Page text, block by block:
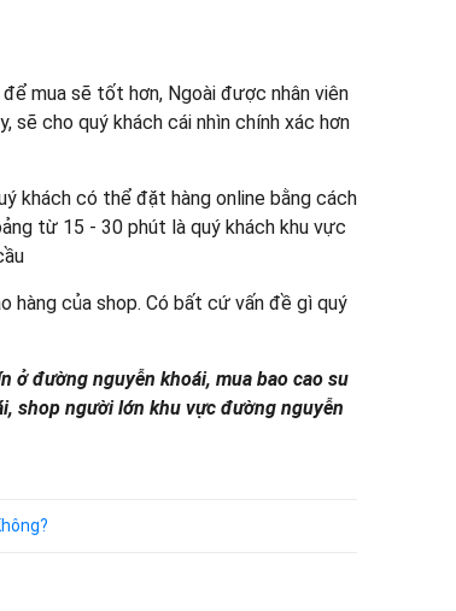
mua sẽ tốt hơn, Ngoài được nhân viên
sẽ cho quý khách cái nhìn chính xác hơn
khách có thể đặt hàng online bằng cách
từ 15 - 30 phút là quý khách khu vực
hàng của shop. Có bất cứ vấn đề gì quý
ở đường nguyễn khoái, mua bao cao su
shop người lớn khu vực đường nguyễn